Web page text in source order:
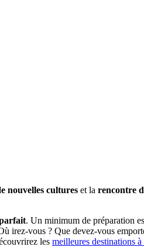
nouvelles cultures et la rencontre
. Un minimum de préparation
irez-vous ? Que devez-vous
les meilleures destinations